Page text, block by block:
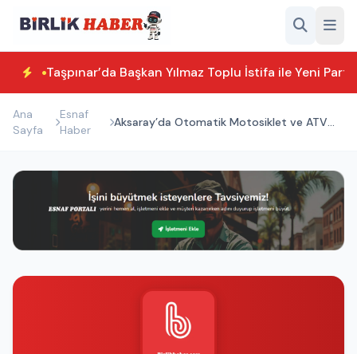
Taşpınar’da Başkan Yılmaz Toplu İstifa ile Yeni
Ana
Sayfa
Esnaf
Haber
Aksaray’da Otomatik Motosiklet ve ATV